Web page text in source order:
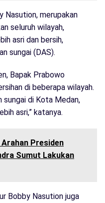
Nasution, merupakan
seluruh wilayah,
asri dan bersih,
sungai (DAS).
Bapak Prabowo
di beberapa wilayah.
sungai di Kota Medan,
asri,” katanya.
Presiden
Sumut Lakukan
Bobby Nasution juga